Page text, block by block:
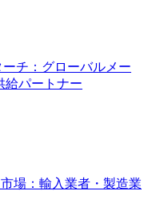
チ：グローバルメー
給パートナー
場：輸入業者・製造業